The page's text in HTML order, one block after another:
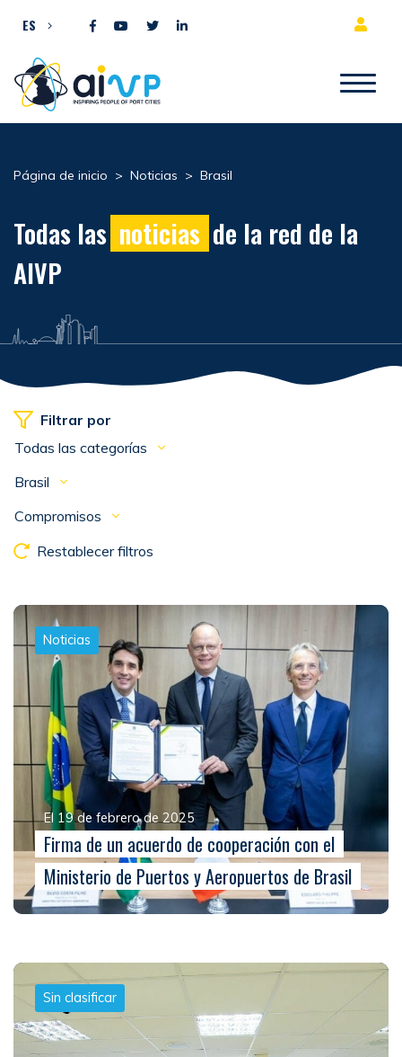
ES
Página de inicio > Noticias > Brasil
Todas las noticias de la red de la
AIVP
Filtrar por
Todas las categorías
Brasil
Compromisos
Restablecer filtros
Noticias
El 19 de febrero de 2025
Firma de un acuerdo de cooperación con el
Ministerio de Puertos y Aeropuertos de Brasil
Sin clasificar